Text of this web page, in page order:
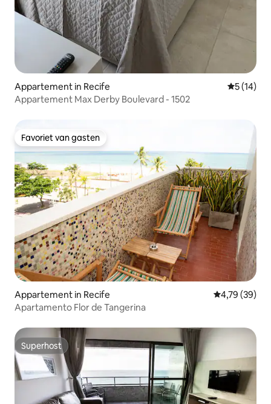
Appartement in Recife
5 (14)
Appartement Max Derby Boulevard - 1502
Favoriet van gasten
Favoriet van gasten
Appartement in Recife Gemiddelde
4,79 (39)
Apartamento Flor de Tangerina
Superhost
Superhost